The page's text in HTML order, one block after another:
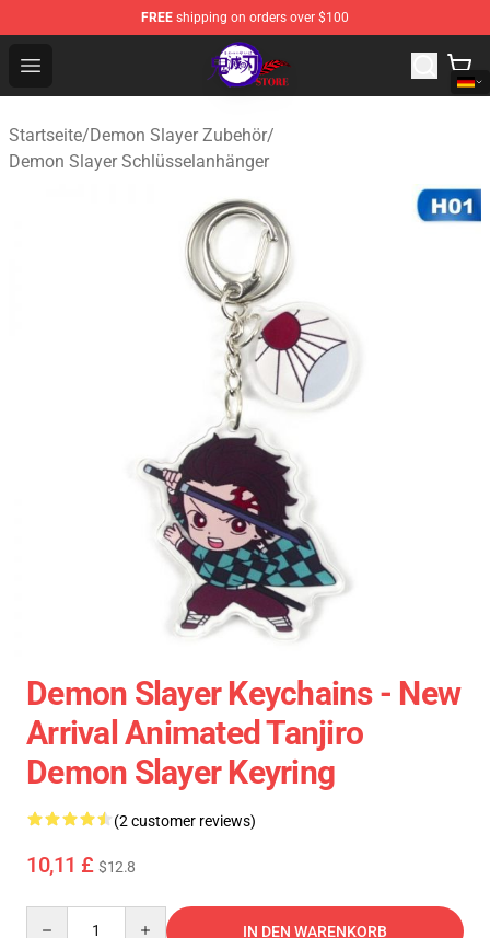
FREE shipping on orders over $100
Open menu
Kimetsu no Yaiba Store - Official Kimetsu no Yaiba
Startseite/Demon Slayer Zubehör/
Demon Slayer Schlüsselanhänger
Demon Slayer Keychains - New
Arrival Animated Tanjiro
Demon Slayer Keyring
(2 customer reviews)
10,11 £ $12.8
IN DEN WARENKORB